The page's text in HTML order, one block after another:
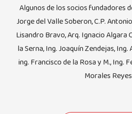
Algunos de los socios fundadores
Jorge del Valle Soberon, C.P.
Lisandro Bravo, Arq. Ignacio Algara
la Serna, Ing. Joaquín Zendejas,
ing. Francisco de la Rosa y M., Ing.
Morales